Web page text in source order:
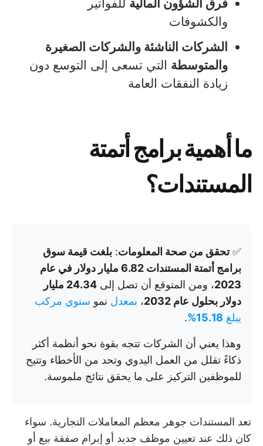
فرق الشؤون المالية للفواتير
والكشوفات
الشركات الناشئة والشركات الصغيرة
والمتوسطة التي تسعى إلى التوسع دون
زيادة النفقات العامة
ما أهمية برامج أتمتة
المستندات؟
✅تحقق من صحة المعلومات: بلغت قيمة سوق
برامج أتمتة المستندات 6.82 مليار دولار في عام
2023، ومن المتوقع أن تصل إلى
24.34 مليار
دولار بحلول عام 2032
، بمعدل نمو سنوي مركب
يبلغ 15.18%
.
وهذا يعني أن الشركات تتجه بقوة نحو أنظمة أكثر
ذكاءً تقلل من العمل اليدوي وتحد من الأخطاء وتتيح
للموظفين التركيز على ما يحقق نتائج ملموسة.
تعد المستندات جوهر معظم المعاملات التجارية. سواء
كان ذلك عند تعيين موظف جديد أو إبرام صفقة بيع أو